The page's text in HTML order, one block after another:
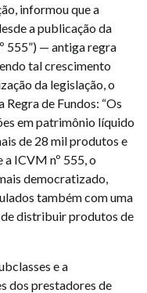
informou que a
a publicação da
555”) — antiga regra
tal crescimento
da legislação, o
de Fundos: “Os
em patrimônio líquido
de 28 mil produtos e
ICVM nº 555, o
democratizado,
também com uma
distribuir produtos de
e a
dos prestadores de